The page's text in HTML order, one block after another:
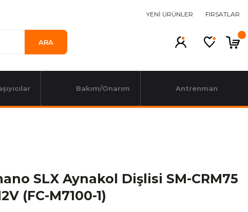
YENİ ÜRÜNLER FIRSATLAR
ARA
Bakım/Onarım Antrenman
SLX Aynakol Dişlisi SM-CRM75
(FC-M7100-1)